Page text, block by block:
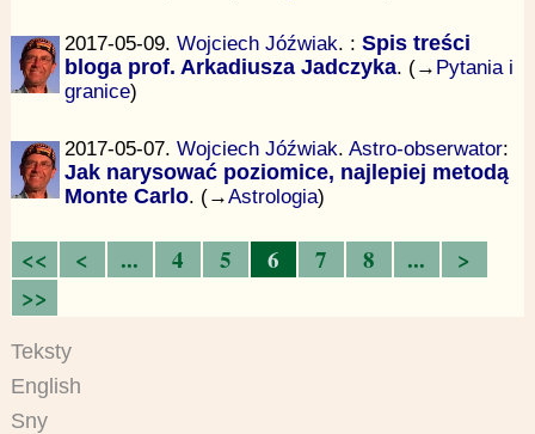
2017-05-09. Wojciech Jóźwiak. : Spis treści
bloga prof. Arkadiusza Jadczyka. (→ Pytania i
granice)
2017-05-07. Wojciech Jóźwiak. Astro-obserwator:
Jak narysować poziomice, najlepiej metodą
Monte Carlo. (→Astrologia)
<< < ... 4 5 6 7 8 ...
>
>>
Teksty
English
Sny